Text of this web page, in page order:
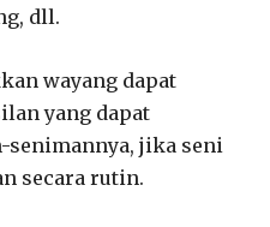
dll.
wayang dapat
yang dapat
senimannya, jika seni
secara rutin.